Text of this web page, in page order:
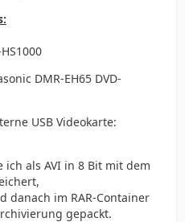
DMR-EH65 DVD-
USB Videokarte:
als AVI in 8 Bit mit dem
danach im RAR-Container
gepackt.